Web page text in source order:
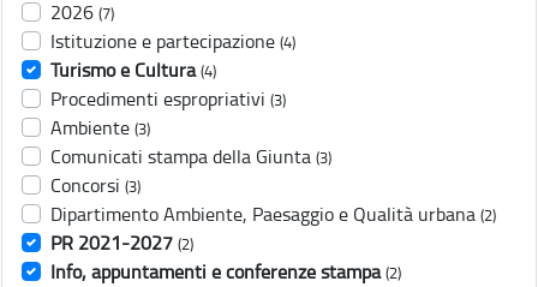
2026 (7)
Istituzione e partecipazione (4)
Turismo e Cultura (4)
Procedimenti espropriativi (3)
Ambiente (3)
Comunicati stampa della Giunta (3)
Concorsi (3)
Dipartimento Ambiente, Paesaggio e Qualità urbana (2)
PR 2021-2027 (2)
Info, appuntamenti e conferenze stampa (2)